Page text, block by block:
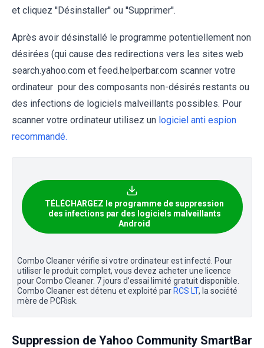
et cliquez ''Désinstaller'' ou ''Supprimer''.
Après avoir désinstallé le programme potentiellement non
désirées (qui cause des redirections vers les sites web
search.yahoo.com et feed.helperbar.com scanner votre
ordinateur pour des composants non-désirés restants ou
des infections de logiciels malveillants possibles. Pour
scanner votre ordinateur utilisez un logiciel anti espion
recommandé.
TÉLÉCHARGEZ le programme de suppression
des infections par des logiciels malveillants
Android
Combo Cleaner vérifie si votre ordinateur est infecté. Pour
utiliser le produit complet, vous devez acheter une licence
pour Combo Cleaner. 7 jours d’essai limité gratuit disponible.
Combo Cleaner est détenu et exploité par RCS LT, la société
mère de PCRisk.
Suppression de Yahoo Community SmartBar